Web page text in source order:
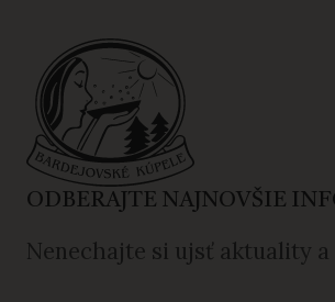
ODBERAJTE NAJNOVŠIE
Nenechajte si ujsť aktuality a